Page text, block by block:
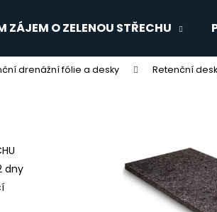
ZÁJEM O ZELENOU STŘECHU
drenážní fólie a desky Retenční
dny
Co